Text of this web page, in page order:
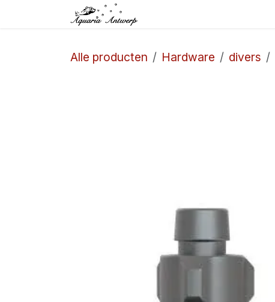
Overslaan naar inhoud
Alle producten Hardware divers